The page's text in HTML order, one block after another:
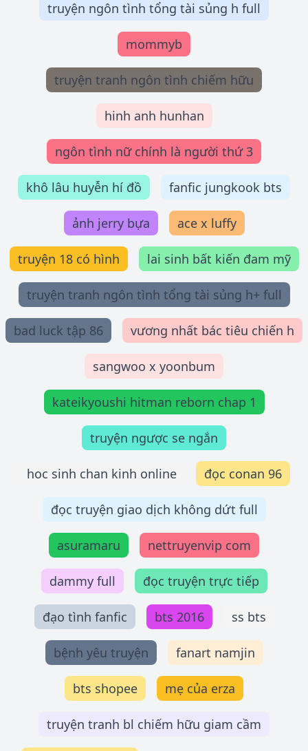
truyện ngôn tình tổng tài sủng h full
mommyb
truyện tranh ngôn tình chiếm hữu
hinh anh hunhan
ngôn tình nữ chính là người thứ 3
khô lâu huyễn hí đồ fanfic jungkook bts
ảnh jerry bựa ace x luffy
truyện 18 có hình lai sinh bất kiến đam mỹ
truyện tranh ngôn tình tổng tài sủng h+ full
bad luck tập 86 vương nhất bác tiêu chiến h
sangwoo x yoonbum
kateikyoushi hitman reborn chap 1
truyện ngược se ngắn
hoc sinh chan kinh online đọc conan 96
đọc truyện giao dịch không dứt full
asuramaru nettruyenvip com
dammy full đọc truyện trực tiếp
đạo tình fanfic bts 2016 ss bts
bệnh yêu truyện fanart namjin
bts shopee mẹ của erza
truyện tranh bl chiếm hữu giam cầm